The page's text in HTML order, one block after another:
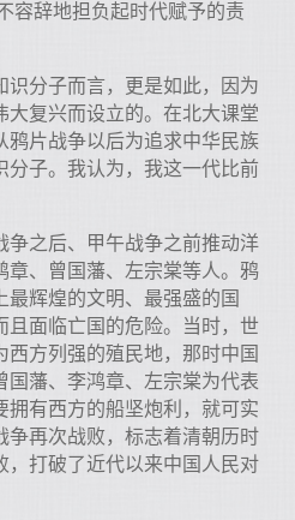
容辞地担负起时代赋予的责
识分子而言，更是如此，因为
大复兴而设立的。在北大课堂
鸦片战争以后为追求中华民族
分子。我认为，我这一代比前
争之后、甲午战争之前推动洋
章、曾国藩、左宗棠等人。鸦
最辉煌的文明、最强盛的国
且面临亡国的危险。当时，世
方列强的殖民地，那时中国
国藩、李鸿章、左宗棠为代表
拥有西方的船坚炮利，就可实
争再次战败，标志着清朝历时
，打破了近代以来中国人民对